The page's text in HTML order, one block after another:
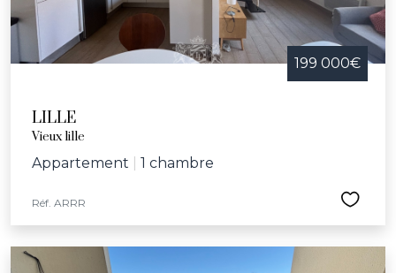
199 000€
LILLE
Vieux lille
Appartement 1 chambre
Réf. ARRR